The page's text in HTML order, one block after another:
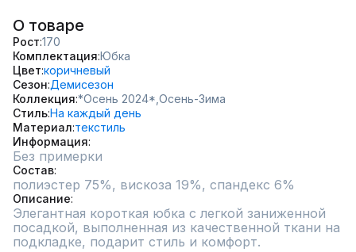
О товаре
Рост 170
Комплектация Юбка
Цвет коричневый
Сезон Демисезон
Коллекция *Осень 2024*, Осень-Зима
СтильНа каждый день
Материал текстиль
Информация
Без примерки
Состав
полиэстер 75%, вискоза 19%, спандекс 6%
Описание
Элегантная короткая юбка с легкой заниженной
посадкой, выполненная из качественной ткани на
подкладке, подарит стиль и комфорт.